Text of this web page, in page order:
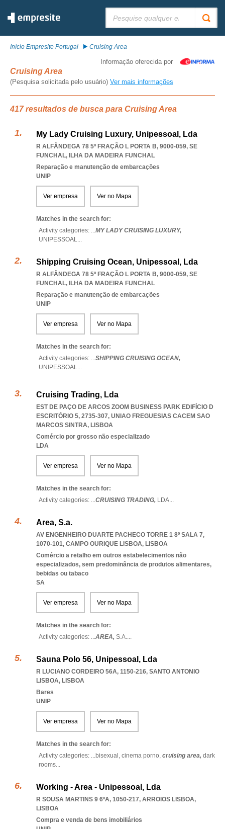
Início Empresite Portugal Cruising Area
Informação oferecida por
Cruising Area
(Pesquisa solicitada pelo usuário) Ver mais informações
417 resultados de busca para Cruising Area
My Lady Cruising Luxury, Unipessoal, Lda
R ALFÂNDEGA 78 5º FRAÇÃO L PORTA B, 9000-059, SE
FUNCHAL, ILHA DA MADEIRA FUNCHAL
Reparação e manutenção de embarcações
UNIP
Ver empresa Ver no Mapa
Matches in the search for:
Activity categories: ...MY LADY CRUISING LUXURY,
UNIPESSOAL...
Shipping Cruising Ocean, Unipessoal, Lda
R ALFÂNDEGA 78 5º FRAÇÃO L PORTA B, 9000-059, SE
FUNCHAL, ILHA DA MADEIRA FUNCHAL
Reparação e manutenção de embarcações
UNIP
Ver empresa Ver no Mapa
Matches in the search for:
Activity categories: ...SHIPPING CRUISING OCEAN,
UNIPESSOAL...
Cruising Trading, Lda
EST DE PAÇO DE ARCOS ZOOM BUSINESS PARK EDIFÍCIO D
ESCRITÓRIO 5, 2735-307, UNIAO FREGUESIAS CACEM SAO
MARCOS SINTRA, LISBOA
Comércio por grosso não especializado
LDA
Ver empresa Ver no Mapa
Matches in the search for:
Activity categories: ...CRUISING TRADING, LDA...
Area, S.a.
AV ENGENHEIRO DUARTE PACHECO TORRE 1 8º SALA 7,
1070-101, CAMPO OURIQUE LISBOA, LISBOA
Comércio a retalho em outros estabelecimentos não
especializados, sem predominância de produtos alimentares,
bebidas ou tabaco
SA
Ver empresa Ver no Mapa
Matches in the search for:
Activity categories: ...AREA, S.A....
Sauna Polo 56, Unipessoal, Lda
R LUCIANO CORDEIRO 56A, 1150-216, SANTO ANTONIO
LISBOA, LISBOA
Bares
UNIP
Ver empresa Ver no Mapa
Matches in the search for:
Activity categories: ...bisexual, cinema porno, cruising area, dark
rooms...
Working - Area - Unipessoal, Lda
R SOUSA MARTINS 9 6ºA, 1050-217, ARROIOS LISBOA,
LISBOA
Compra e venda de bens imobiliários